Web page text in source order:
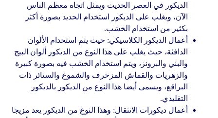
الديكور في العصر الحديث ويمثل اتجاه معظم الناس
الآن، ويغلب على الديكور استخدام الحديد بصورة أكثر
بكثير من استخدام الخشب.
أعمال الديكور الكلاسيكي: حيث يتم استخدام الألوان
الدافئة، حيث يغلب على هذا النوع من الديكور ألوان البيج
والبني والبرونز، ويتم استخدام الخشب فيه بصورة كبيرة
والزهريات والقماش المزخرف والشموع والستائر ذات
البراقع، ويسمى أيضا هذا النوع من الديكور بالديكور
التقليدي.
أعمال ديكورات الانتقال: وهذا النوع من الديكور يعد مزيجا